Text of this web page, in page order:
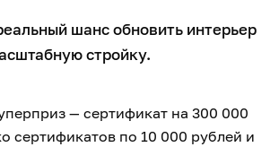
шанс обновить интерьер
стройку.
— сертификат на 300 000
сертификатов по 10 000 рублей и